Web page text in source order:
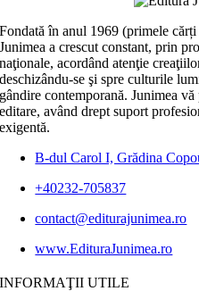
Fondată în anul 1969 (primele
Junimea a crescut constant, prin
naţionale, acordând atenţie
deschizându-se şi spre culturile
gândire contemporană. Junimea
editare, având drept suport
exigentă.
B-dul Carol I, Grădina
+40232-705837
contact@editurajunimea.ro
www.EdituraJunimea.ro
INFORMAŢII UTILE